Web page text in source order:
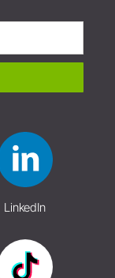
LinkedIn